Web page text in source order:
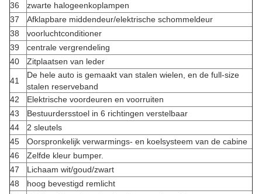
36
zwarte halogeenkoplampen
37
Afklapbare middendeur/elektrische schommeldeur
38
voorluchtconditioner
39
centrale vergrendeling
40
Zitplaatsen van leder
41
De hele auto is gemaakt van stalen wielen, en de full-size
stalen reserveband
42
Elektrische voordeuren en voorruiten
43
Bestuurdersstoel in 6 richtingen verstelbaar
44
2 sleutels
45
Oorspronkelijk verwarmings- en koelsysteem van de cabine
46
Zelfde kleur bumper.
47
Lichaam wit/goud/zwart
48
hoog bevestigd remlicht